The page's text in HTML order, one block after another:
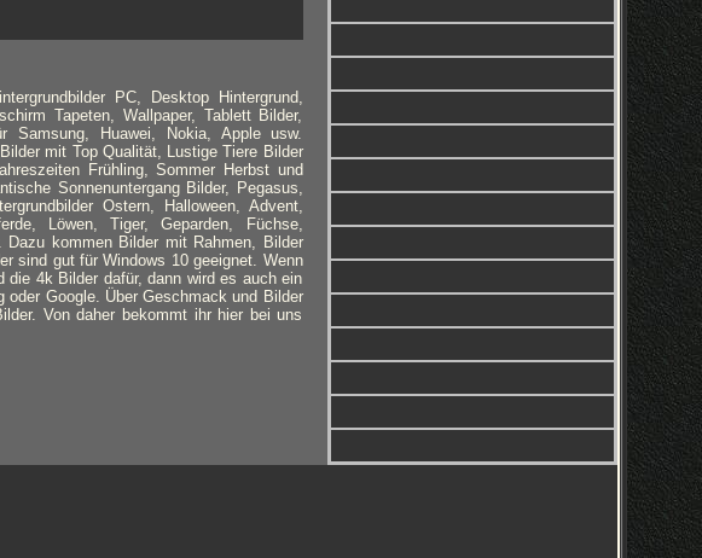
PC, Desktop Hintergrund,
Tapeten, Wallpaper, Tablett Bilder,
Samsung, Huawei, Nokia, Apple usw.
mit Top Qualität, Lustige Tiere Bilder
Frühling, Sommer Herbst und
Sonnenuntergang Bilder, Pegasus,
Ostern, Halloween, Advent,
Löwen, Tiger, Geparden, Füchse,
Dazu kommen Bilder mit Rahmen, Bilder
sind gut für Windows 10 geeignet. Wenn
4k Bilder dafür, dann wird es auch ein
oder Google. Über Geschmack und Bilder
Von daher bekommt ihr hier bei uns